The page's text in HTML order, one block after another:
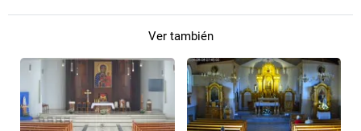
Ver también